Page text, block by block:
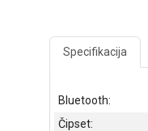
Specifikacija
Bluetooth:
Čipset: